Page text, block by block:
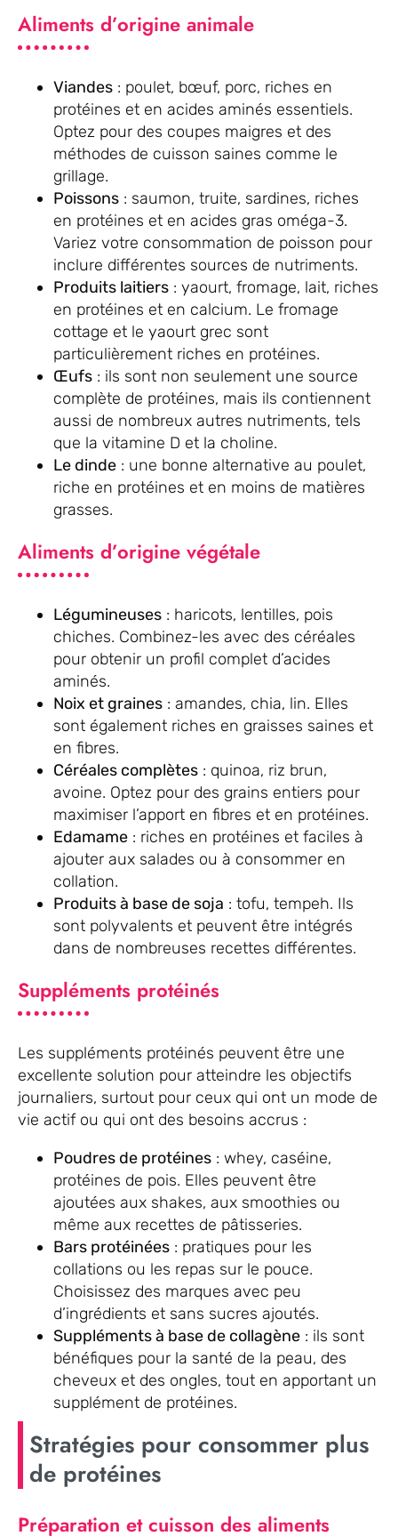
Aliments d’origine animale
Viandes : poulet, bœuf, porc, riches en
protéines et en acides aminés essentiels.
Optez pour des coupes maigres et des
méthodes de cuisson saines comme le
grillage.
Poissons : saumon, truite, sardines, riches
en protéines et en acides gras oméga-3.
Variez votre consommation de poisson pour
inclure différentes sources de nutriments.
Produits laitiers : yaourt, fromage, lait, riches
en protéines et en calcium. Le fromage
cottage et le yaourt grec sont
particulièrement riches en protéines.
Œufs : ils sont non seulement une source
complète de protéines, mais ils contiennent
aussi de nombreux autres nutriments, tels
que la vitamine D et la choline.
Le dinde : une bonne alternative au poulet,
riche en protéines et en moins de matières
grasses.
Aliments d’origine végétale
Légumineuses : haricots, lentilles, pois
chiches. Combinez-les avec des céréales
pour obtenir un profil complet d’acides
aminés.
Noix et graines : amandes, chia, lin. Elles
sont également riches en graisses saines et
en fibres.
Céréales complètes : quinoa, riz brun,
avoine. Optez pour des grains entiers pour
maximiser l’apport en fibres et en protéines.
Edamame : riches en protéines et faciles à
ajouter aux salades ou à consommer en
collation.
Produits à base de soja : tofu, tempeh. Ils
sont polyvalents et peuvent être intégrés
dans de nombreuses recettes différentes.
Suppléments protéinés
Les suppléments protéinés peuvent être une
excellente solution pour atteindre les objectifs
journaliers, surtout pour ceux qui ont un mode de
vie actif ou qui ont des besoins accrus :
Poudres de protéines : whey, caséine,
protéines de pois. Elles peuvent être
ajoutées aux shakes, aux smoothies ou
même aux recettes de pâtisseries.
Bars protéinées : pratiques pour les
collations ou les repas sur le pouce.
Choisissez des marques avec peu
d’ingrédients et sans sucres ajoutés.
Suppléments à base de collagène : ils sont
bénéfiques pour la santé de la peau, des
cheveux et des ongles, tout en apportant un
supplément de protéines.
Stratégies pour consommer plus
de protéines
Préparation et cuisson des aliments